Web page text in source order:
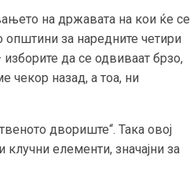
на државата на кои ќе се
општини за наредните четири
да се одвиваат брзо,
чекор назад, а тоа, ни
двориште“. Така овој
елементи, значајни за